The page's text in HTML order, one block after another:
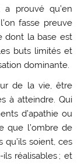
prouvé qu’en
fasse preuve
dont la base est
buts limités et
dominante.
de la vie, être
à atteindre. Qui
d’apathie ou
que l’ombre de
soient, ces
réalisables ; et